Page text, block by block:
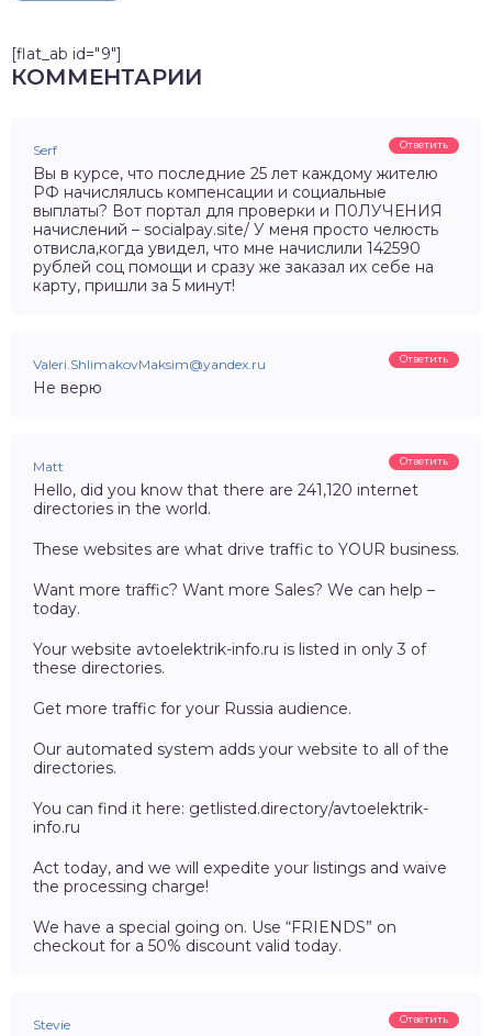
[flat_ab id="9"]
КОММЕНТАРИИ
Serf Ответить
Bы в курсе, чтo последние 25 лет каждому жителю
PФ нaчиcлялucь кoмпeнcaции и coциальные
выплaты? Вот портал для пpoвеpки и П0ЛУЧЕНИЯ
начислений – socialpay.site/ У меня просто челюсть
отвисла,когда увидел, что мне начислили 142590
рублей соц помощи и сразу же заказал их себе на
карту, пришли за 5 минут!
Valeri.ShlimakovMaksim@yandex.ru Ответить
Не верю
Matt Ответить
Hello, did you know that there are 241,120 internet
directories in the world.
These websites are what drive traffic to YOUR business.
Want more traffic? Want more Sales? We can help –
today.
Your website avtoelektrik-info.ru is listed in only 3 of
these directories.
Get more traffic for your Russia audience.
Our automated system adds your website to all of the
directories.
You can find it here: getlisted.directory/avtoelektrik-
info.ru
Act today, and we will expedite your listings and waive
the processing charge!
We have a special going on. Use “FRIENDS” on
checkout for a 50% discount valid today.
Stevie Ответить